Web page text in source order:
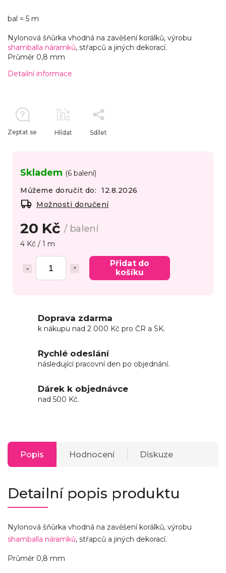
20 Kč/ balení
4 Kč / 1 m
Přidat do
košíku
Skladem (6 balení)
Můžeme doručit do:
12.8.2026
Možnosti doručení
bal = 5 m
Nylonová šňůrka vhodná na zavěšení korálků, výrobu
shamballa náramků, střapců a jiných dekorací.
Průměr 0,8 mm
Detailní informace
Zeptat se Hlídat Sdílet
Doprava zdarma
k nákupu nad 2 000 Kč pro ČR a SK.
Rychlé odeslání
následující pracovní den po objednání.
Dárek k objednávce
nad 500 Kč.
Popis Hodnocení Diskuze
Detailní popis produktu
Nylonová šňůrka vhodná na zavěšení korálků, výrobu
shamballa náramků, střapců a jiných dekorací.
Průměr 0,8 mm